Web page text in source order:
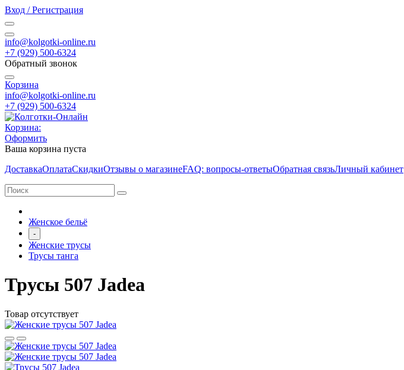
Вход / Регистрация
info@kolgotki-online.ru
+7 (929) 500-6324
Обратный звонок
Корзина
info@kolgotki-online.ru
+7 (929) 500-6324
Корзина:
Оформить
Ваша корзина пуста
ДоставкаОплатаСкидкиОтзывы о магазинеFAQ: вопросы-ответыОбратная связьЛичный кабинет
Женское бельё
-
Женские трусы
Трусы танга
Трусы 507 Jadea
Товар отсутствует